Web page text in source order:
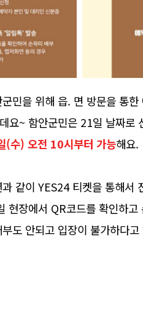
민을 위해 읍. 면 방문을 통
요~ 함안군민은 21일 날짜로
(수) 오전 10시부터 가능해요.
같이 YES24 티켓을 통해서
현장에서 QR코드를 확인하
도 안되고 입장이 불가하다